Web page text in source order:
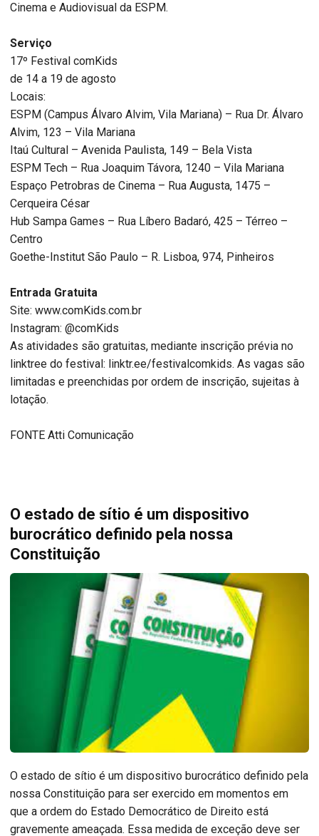
Cinema e Audiovisual da ESPM.
Serviço
17º Festival comKids
de 14 a 19 de agosto
Locais:
ESPM (Campus Álvaro Alvim, Vila Mariana) – Rua Dr. Álvaro
Alvim, 123 – Vila Mariana
Itaú Cultural – Avenida Paulista, 149 – Bela Vista
ESPM Tech – Rua Joaquim Távora, 1240 – Vila Mariana
Espaço Petrobras de Cinema – Rua Augusta, 1475 –
Cerqueira César
Hub Sampa Games – Rua Líbero Badaró, 425 – Térreo –
Centro
Goethe-Institut São Paulo – R. Lisboa, 974, Pinheiros
Entrada Gratuita
Site: www.comKids.com.br
Instagram: @comKids
As atividades são gratuitas, mediante inscrição prévia no
linktree do festival: linktr.ee/festivalcomkids. As vagas são
limitadas e preenchidas por ordem de inscrição, sujeitas à
lotação.
FONTE Atti Comunicação
O estado de sítio é um dispositivo
burocrático definido pela nossa
Constituição
O estado de sítio é um dispositivo burocrático definido pela
nossa Constituição para ser exercido em momentos em
que a ordem do Estado Democrático de Direito está
gravemente ameaçada. Essa medida de exceção deve ser